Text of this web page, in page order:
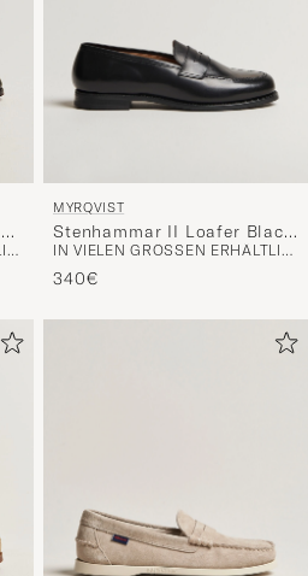
IN VIELEN GRÖSSEN ERHÄLTLICH
MYRQVIST
Stenhammar II Loafer Black
Calf
IN VIELEN GRÖSSEN ERHÄLTLICH
340€